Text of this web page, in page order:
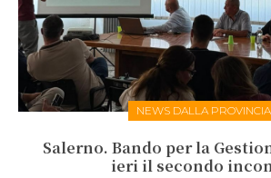
NEWS DALLA PROVINCIA
Salerno. Bando per la
ieri il secondo